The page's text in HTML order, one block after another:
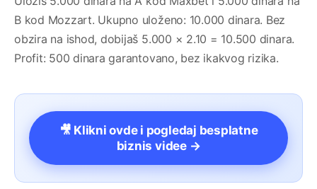
B kod Mozzart. Ukupno uloženo: 10.000 dinara. Bez
obzira na ishod, dobijaš 5.000 × 2.10 = 10.500 dinara.
Profit: 500 dinara garantovano, bez ikakvog rizika.
🎥 Klikni ovde i pogledaj besplatne
biznis videe →